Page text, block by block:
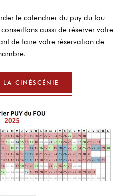
le calendrier du puy du fou
aussi de réserver votre
de faire votre réservation de
LA CINÉSCÉNIE